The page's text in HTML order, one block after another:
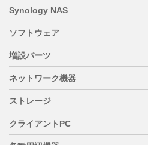
Synology NAS
ソフトウェア
増設パーツ
ネットワーク機器
ストレージ
クライアントPC